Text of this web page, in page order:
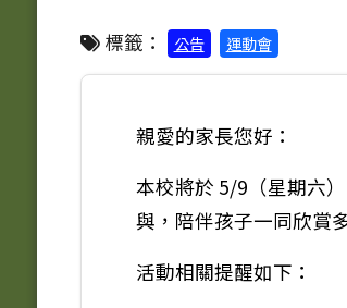
標籤： 公告 運動會
親愛的家長您好：
本校將於 5/9（星期六
與，陪伴孩子一同欣賞
活動相關提醒如下：